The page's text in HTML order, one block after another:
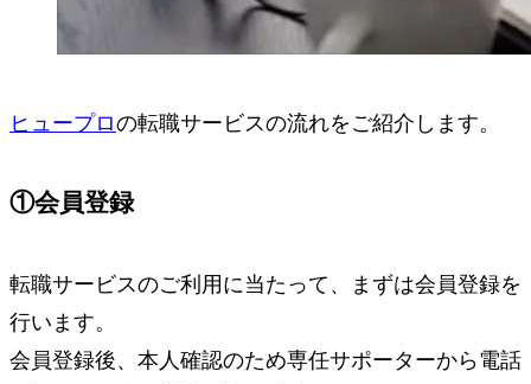
ヒュープロの転職サービスの流れをご紹介します。
①会員登録
転職サービスのご利用に当たって、まずは会員登録を
行います。
会員登録後、本人確認のため専任サポーターから電話